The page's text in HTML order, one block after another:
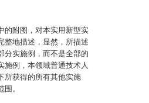
的附图，对本实用新型实
整地描述，显然，所描述
分实施例，而不是全部的
施例，本领域普通技术人
所获得的所有其他实施
。